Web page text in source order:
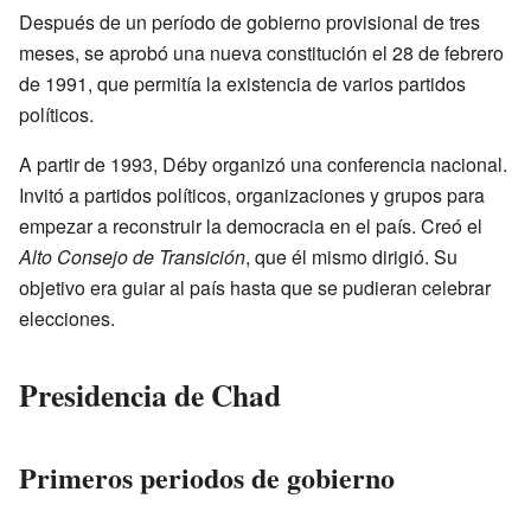
Después de un período de gobierno provisional de tres
meses, se aprobó una nueva constitución el 28 de febrero
de 1991, que permitía la existencia de varios partidos
políticos.
A partir de 1993, Déby organizó una conferencia nacional.
Invitó a partidos políticos, organizaciones y grupos para
empezar a reconstruir la democracia en el país. Creó el
Alto Consejo de Transición, que él mismo dirigió. Su
objetivo era guiar al país hasta que se pudieran celebrar
elecciones.
Presidencia de Chad
Primeros periodos de gobierno